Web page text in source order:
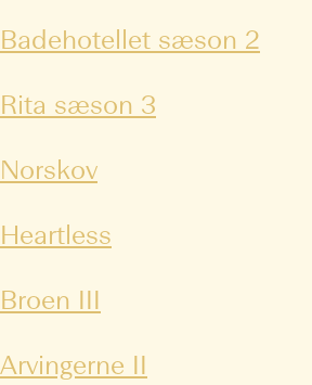
Badehotellet sæson 2
Rita sæson 3
Norskov
Heartless
Broen III
Arvingerne II